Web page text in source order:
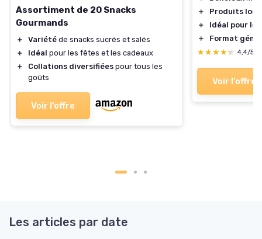
Assortiment de 20 Snacks
Gourmands
＋ Variété de snacks sucrés et salés
＋
Idéal pour les fêtes et les cadeaux
＋
Collations diversifiées pour tous les
goûts
Voir l'offre
＋
Produits
＋
Idéal pour
＋
Format
★★★★★
★★★★★ 4,4/5
Voir l'offre
Les articles par date